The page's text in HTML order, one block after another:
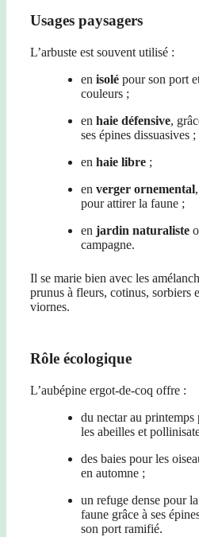
Usages paysagers
L’arbuste est souvent utilisé :
en isolé pour son port
couleurs ;
en haie défensive,
ses épines dissuasives ;
en haie libre ;
en verger ornemental,
pour attirer la faune ;
en jardin naturaliste
campagne.
Il se marie bien avec les
prunus à fleurs, cotinus, sorbiers
viornes.
Rôle écologique
L’aubépine ergot-de-coq offre :
du nectar au printemps
les abeilles et
des baies pour les
en automne ;
un refuge dense pour la
faune grâce à ses
son port ramifié.